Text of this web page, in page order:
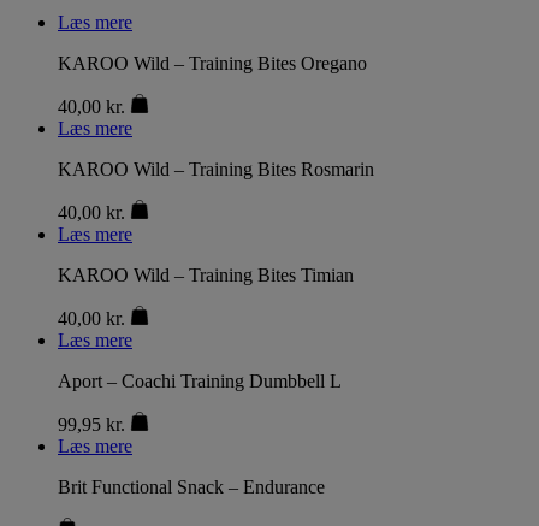
Læs mere
KAROO Wild – Training Bites Oregano
40,00 kr.
Læs mere
KAROO Wild – Training Bites Rosmarin
40,00 kr.
Læs mere
KAROO Wild – Training Bites Timian
40,00 kr.
Læs mere
Aport – Coachi Training Dumbbell L
99,95 kr.
Læs mere
Brit Functional Snack – Endurance